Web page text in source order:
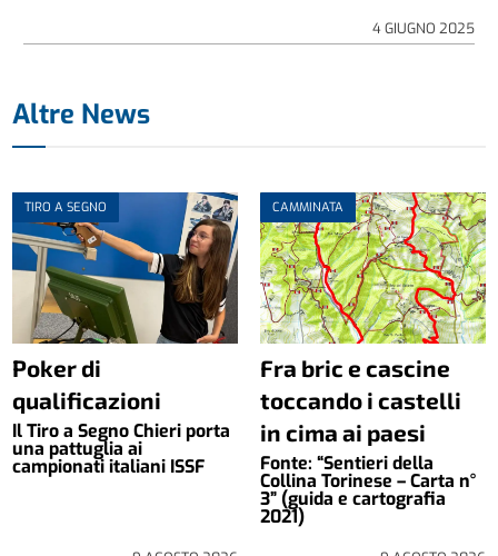
4 GIUGNO 2025
Altre News
TIRO A SEGNO
Poker di
qualificazioni
Il Tiro a Segno Chieri porta
una pattuglia ai
campionati italiani ISSF
CAMMINATA
Fra bric e cascine
toccando i castelli
in cima ai paesi
Fonte: “Sentieri della
Collina Torinese – Carta n°
3” (guida e cartografia
2021)